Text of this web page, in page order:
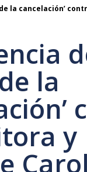
la cancelación’
la
y